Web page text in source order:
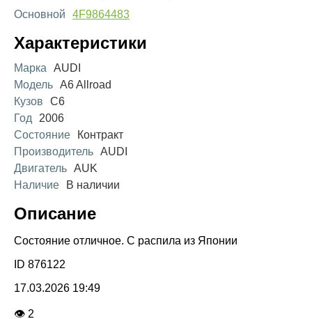
Основной 4F9864483
Характеристики
Марка
AUDI
Модель A6 Allroad
Кузов
C6
Год
2006
Состояние
Контракт
Производитель AUDI
Двигатель AUK
Наличие
В наличии
Описание
Состояние отличное. С распила из Японии
ID 876122
17.03.2026 19:49
👁 2